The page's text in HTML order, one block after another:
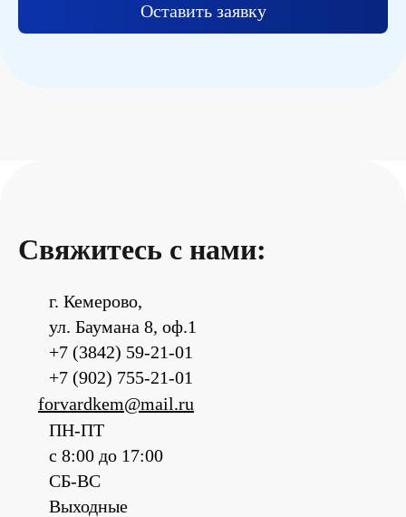
Оставить заявку
Свяжитесь с нами:
г. Кемерово,
ул. Баумана 8, оф.1
+7 (3842) 59-21-01
+7 (902) 755-21-01
forvardkem@mail.ru
ПН-ПТ
с 8:00 до 17:00
СБ-ВС
Выходные